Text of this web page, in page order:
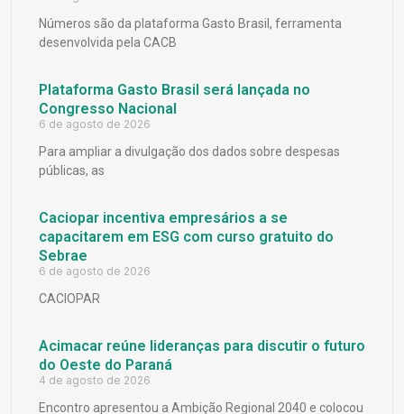
Números são da plataforma Gasto Brasil, ferramenta
desenvolvida pela CACB
Plataforma Gasto Brasil será lançada no
Congresso Nacional
6 de agosto de 2026
Para ampliar a divulgação dos dados sobre despesas
públicas, as
Caciopar incentiva empresários a se
capacitarem em ESG com curso gratuito do
Sebrae
6 de agosto de 2026
CACIOPAR
Acimacar reúne lideranças para discutir o futuro
do Oeste do Paraná
4 de agosto de 2026
Encontro apresentou a Ambição Regional 2040 e colocou